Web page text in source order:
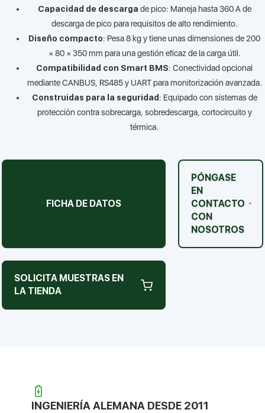
Capacidad de descarga de pico: Maneja hasta 360 A de
descarga de pico para requisitos de alto rendimiento.
Diseño compacto: Pesa 8 kg y tiene unas dimensiones de 200
× 80 × 350 mm para una gestión eficaz de la carga útil.
Compatibilidad con Smart BMS: Conectividad opcional
mediante CANBUS, RS485 y UART para monitorización avanzada.
Construidas para la seguridad : Equipado con sistemas de
protección contra sobrecarga, sobredescarga, cortocircuito y
térmica.
FICHA DE DATOS
PÓNGASE
EN
CONTACTO
CON
NOSOTROS
SOLICITA MUESTRAS EN
LA TIENDA
INGENIERÍA ALEMANA DESDE 2011